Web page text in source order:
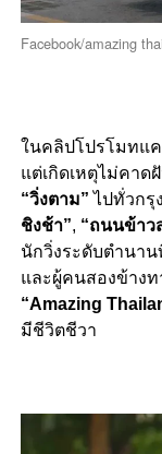
Facebook/amazing
ในคลิปโปรโมทแ
แต่เกิดเหตุไม่คาด
“วิ่งตาม” ไปทั่วกรุ
ชิงช้า”, “ถนนข้าว
นักวิ่งระดับตำนาน
และผู้คนสองข้าง
“Amazing
มีชีวิตชีวา